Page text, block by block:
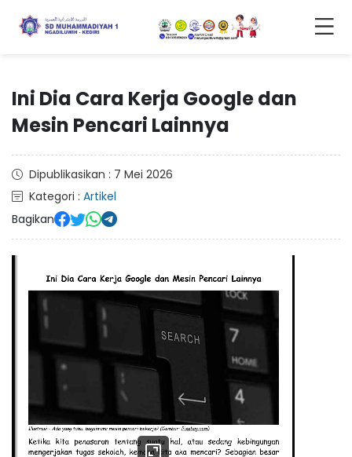
Ini Dia Cara Kerja Google dan
Mesin Pencari Lainnya
Dipublikasikan : 7 Mei 2026
Kategori : Artikel
Bagikan